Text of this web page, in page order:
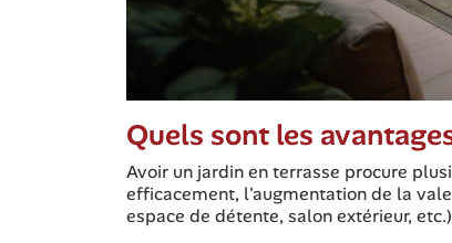
Quels sont les
Avoir un jardin en terrasse procure
efficacement, l'augmentation de la
espace de détente, salon extérieur,